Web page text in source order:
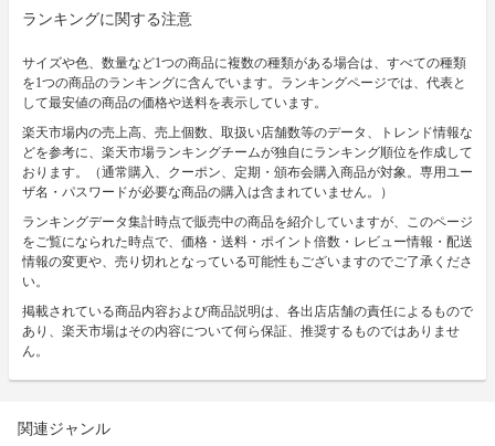
ランキングに関する注意
サイズや色、数量など1つの商品に複数の種類がある場合は、すべての種類
を1つの商品のランキングに含んでいます。ランキングページでは、代表と
して最安値の商品の価格や送料を表示しています。
楽天市場内の売上高、売上個数、取扱い店舗数等のデータ、トレンド情報な
どを参考に、楽天市場ランキングチームが独自にランキング順位を作成して
おります。（通常購入、クーポン、定期・頒布会購入商品が対象。専用ユー
ザ名・パスワードが必要な商品の購入は含まれていません。）
ランキングデータ集計時点で販売中の商品を紹介していますが、このページ
をご覧になられた時点で、価格・送料・ポイント倍数・レビュー情報・配送
情報の変更や、売り切れとなっている可能性もございますのでご了承くださ
い。
掲載されている商品内容および商品説明は、各出店店舗の責任によるもので
あり、楽天市場はその内容について何ら保証、推奨するものではありませ
ん。
関連ジャンル